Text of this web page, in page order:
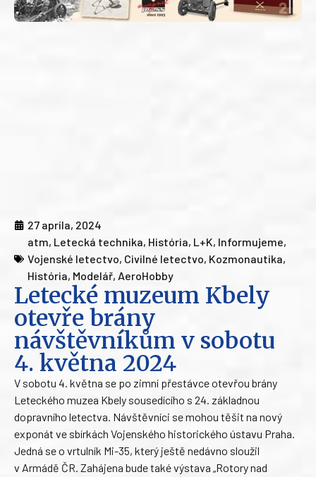
27 apríla, 2024
atm, Letecká technika, História, L+K, Informujeme,
Vojenské letectvo, Civilné letectvo, Kozmonautika,
História, Modelář, AeroHobby
Letecké muzeum Kbely
otevře brány
návštěvníkům v sobotu
4. května 2024
V sobotu 4. května se po zimní přestávce otevřou brány
Leteckého muzea Kbely sousedícího s 24. základnou
dopravního letectva. Návštěvníci se mohou těšit na nový
exponát ve sbírkách Vojenského historického ústavu Praha.
Jedná se o vrtulník Mi-35, který ještě nedávno sloužil
v Armádě ČR. Zahájena bude také výstava „Rotory nad